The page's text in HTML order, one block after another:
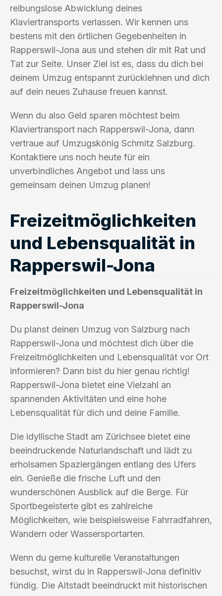
reibungslose Abwicklung deines
Klaviertransports verlassen. Wir kennen uns
bestens mit den örtlichen Gegebenheiten in
Rapperswil-Jona aus und stehen dir mit Rat und
Tat zur Seite. Unser Ziel ist es, dass du dich bei
deinem Umzug entspannt zurücklehnen und dich
auf dein neues Zuhause freuen kannst.
Wenn du also Geld sparen möchtest beim
Klaviertransport nach Rapperswil-Jona, dann
vertraue auf Umzugskönig Schmitz Salzburg.
Kontaktiere uns noch heute für ein
unverbindliches Angebot und lass uns
gemeinsam deinen Umzug planen!
Freizeitmöglichkeiten
und Lebensqualität in
Rapperswil-Jona
Freizeitmöglichkeiten und Lebensqualität in
Rapperswil-Jona
Du planst deinen Umzug von Salzburg nach
Rapperswil-Jona und möchtest dich über die
Freizeitmöglichkeiten und Lebensqualität vor Ort
informieren? Dann bist du hier genau richtig!
Rapperswil-Jona bietet eine Vielzahl an
spannenden Aktivitäten und eine hohe
Lebensqualität für dich und deine Familie.
Die idyllische Stadt am Zürichsee bietet eine
beeindruckende Naturlandschaft und lädt zu
erholsamen Spaziergängen entlang des Ufers
ein. Genieße die frische Luft und den
wunderschönen Ausblick auf die Berge. Für
Sportbegeisterte gibt es zahlreiche
Möglichkeiten, wie beispielsweise Fahrradfahren,
Wandern oder Wassersportarten.
Wenn du gerne kulturelle Veranstaltungen
besuchst, wirst du in Rapperswil-Jona definitiv
fündig. Die Altstadt beeindruckt mit historischen